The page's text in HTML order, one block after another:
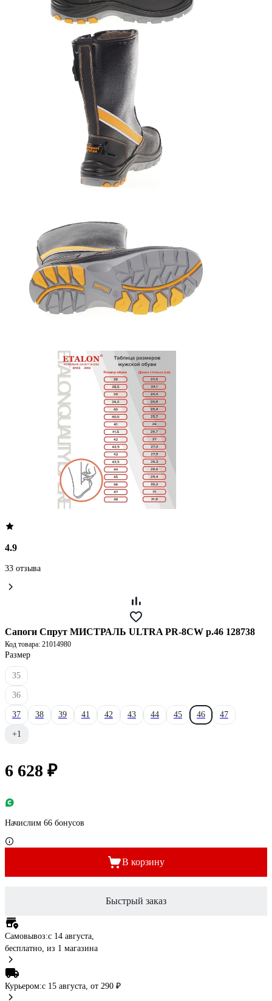
4.9
33 отзыва
Сапоги Спрут МИСТРАЛЬ ULTRA PR-8CW р.46 128738
Код товара: 21014980
Размер
35
36
37 38 39 41 42 43 44 45 46 47
+1
6 628 ₽
Начислим 66 бонусов
В корзину
Быстрый заказ
Самовывоз:c 14 августа,
бесплатно, из 1 магазина
Курьером:c 15 августа, от 290 ₽